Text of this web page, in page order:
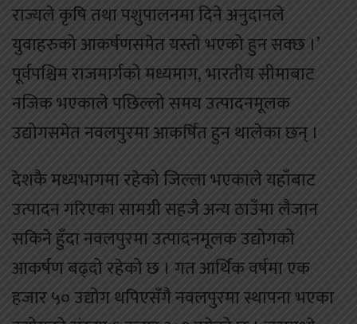
राज्यले कृषि तथा पशुपालनमा दिने अनुदानले
युवाहरुको आकर्षणसमेत यस्तो भएको हुन सक्छ ।’
पूर्वपश्चिम राजमार्गको मध्यमाग, भारतीय सीमाबाट
नजिक भएकाले पछिल्लो समय उत्पादनमूलक
उद्योगसमेत नवलपुरमा आकर्षित हुन थालेका छन् ।
देशकै मध्यभागमा रहेको जिल्ला भएकाले यहाँबाट
उत्पादन गरिएका सामग्री सहजै अन्य ठाउँमा लैजान
सकिने हुँदा नवलपुरमा उत्पादनमूलक उद्योगको
आकर्षण बढ्दो रहेको छ । गत आर्थिक वर्षमा एक
हजार ५० उद्योग थपिएसँगै नवलपुरमा स्थापना भएका